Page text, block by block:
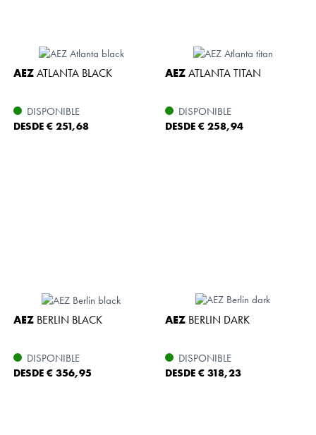
AEZATLANTA BLACK
DISPONIBLE
DESDE € 251,68
AEZATLANTA TITAN
DISPONIBLE
DESDE € 258,94
AEZ BERLIN BLACK
DISPONIBLE
DESDE € 356,95
AEZ BERLIN DARK
DISPONIBLE
DESDE € 318,23